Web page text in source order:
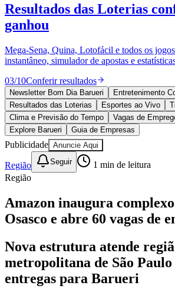
Anuncie no Portal
Cadastrar Empresa
Divulgar Vagas
Política
Esportes
Saúde
Segurança
Cultura
Meio Ambiente
Obras
Educação
Bairros de Barueri
AldeiaAldeia da SerraAldeia de Barueri
Vista
Califórnia Carapicuíba CentroChácaras
RegiãoCotiaCruz PretaEngenho Novo
MilitarItapeviJandiraJardim AudirJardim
Califórnia Jardim dos Altos Jardim dos
EsperançaJardim GrazielaJardim Iracema
Resultados das Loterias
ganhou
Mega-Sena, Quina, Lotofácil e todos os
instantâneo, simulador de apostas e
03/10Conferir resultados
Newsletter Bom Dia Barueri
Entretenimento
Resultados das Loterias
Esportes ao Vivo
Clima e Previsão do Tempo
Vagas de
Explore Barueri
Guia de Empresas
Publicidade Anuncie Aqui
Região Seguir 1 min de leitura
Região
Amazon inaugura
Osasco e abre 60 vagas de
Nova estrutura atende
metropolitana de São
entregas para Barueri